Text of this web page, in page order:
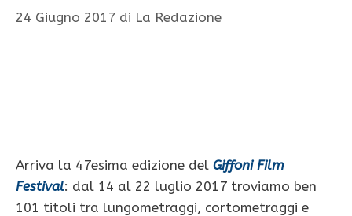
24 Giugno 2017 di La Redazione
Arriva la 47esima edizione del Giffoni Film
Festival: dal 14 al 22 luglio 2017 troviamo ben
101 titoli tra lungometraggi, cortometraggi e